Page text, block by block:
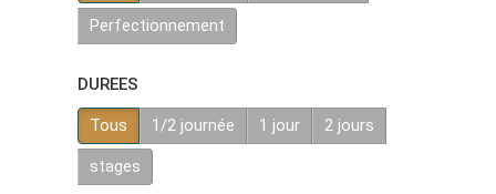
Perfectionnement
DUREES
Tous 1/2 journée 1 jour 2 jours
stages